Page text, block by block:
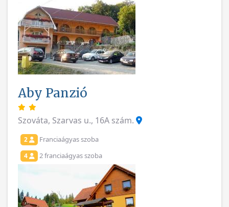
Aby Panzió
Szováta, Szarvas u., 16A szám.
2 Franciaágyas szoba
4 2 franciaágyas szoba